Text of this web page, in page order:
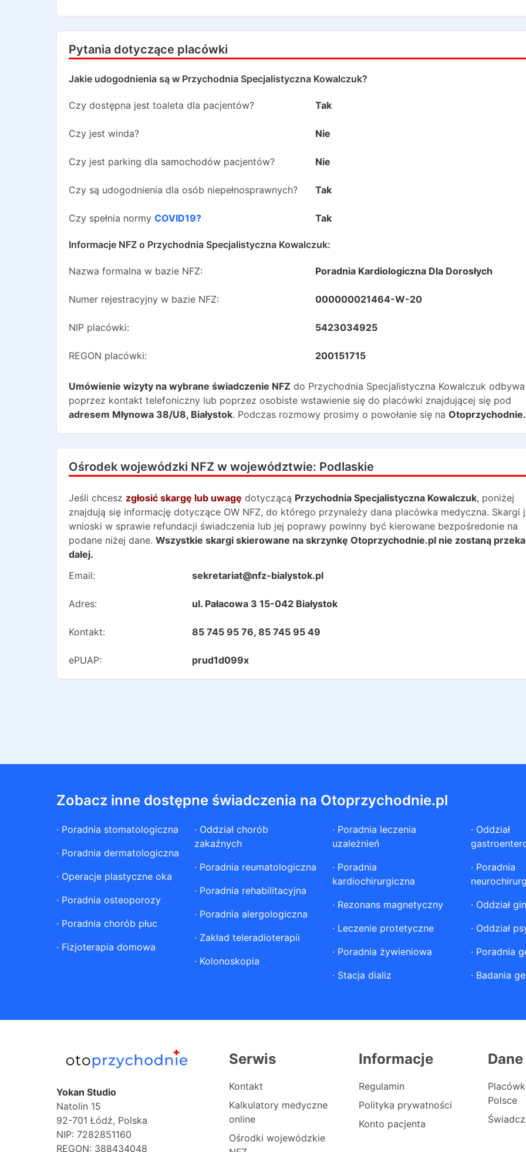
Pytania dotyczące placówki
Jakie udogodnienia są w Przychodnia Specjalistyczna Kowalczuk?
Czy dostępna jest toaleta dla pacjentów? Tak
Czy jest winda? Nie
Czy jest parking dla samochodów pacjentów? Nie
Czy są udogodnienia dla osób niepełnosprawnych? Tak
Czy spełnia normy COVID19? Tak
Informacje NFZ o Przychodnia Specjalistyczna Kowalczuk:
Nazwa formalna w bazie NFZ: Poradnia Kardiologiczna Dla Dorosłych
Numer rejestracyjny w bazie NFZ: 000000021464-W-20
NIP placówki: 5423034925
REGON placówki: 200151715
Umówienie wizyty na wybrane świadczenie NFZ do Przychodnia Specjalistyczna Kowalczuk
poprzez kontakt telefoniczny lub poprzez osobiste wstawienie się do placówki znajdującej się pod
adresem Młynowa 38/U8, Białystok. Podczas rozmowy prosimy o powołanie się na
Ośrodek wojewódzki NFZ w województwie: Podlaskie
Jeśli chcesz zgłosić skargę lub uwagę dotyczącą Przychodnia Specjalistyczna Kowalczuk, poniżej
znajdują się informację dotyczące OW NFZ, do którego przynależy dana placówka medyczna. Skargi
wnioski w sprawie refundacji świadczenia lub jej poprawy powinny być kierowane bezpośredonie na
podane niżej dane. Wszystkie skargi skierowane na skrzynkę Otoprzychodnie.pl nie zostaną
dalej.
Email:
sekretariat@nfz-bialystok.pl
Adres: ul. Pałacowa 3 15-042 Białystok
Kontakt: 85 745 95 76, 85 745 95 49
ePUAP: prud1d099x
Zobacz inne dostępne świadczenia na Otoprzychodnie.pl
· Poradnia stomatologiczna
· Poradnia dermatologiczna
· Operacje plastyczne oka
· Poradnia osteoporozy
· Poradnia chorób płuc
· Fizjoterapia domowa
· Oddział chorób
zakaźnych
· Poradnia reumatologiczna
· Poradnia rehabilitacyjna
· Poradnia alergologiczna
· Zakład teleradioterapii
· Kolonoskopia
· Poradnia leczenia
uzależnień
· Poradnia
kardiochirurgiczna
· Rezonans magnetyczny
· Leczenie protetyczne
· Poradnia żywieniowa
· Stacja dializ
· Oddział
· Poradnia
· Oddział
· Oddział
· Poradnia
· Badania
Yokan Studio
Natolin 15
92-701 Łódź, Polska
NIP: 7282851160
REGON: 388434048
Serwis
Kontakt
Kalkulatory medyczne
online
Ośrodki wojewódzkie
Informacje
Regulamin
Polityka prywatności
Konto pacjenta
Dane
Polsce